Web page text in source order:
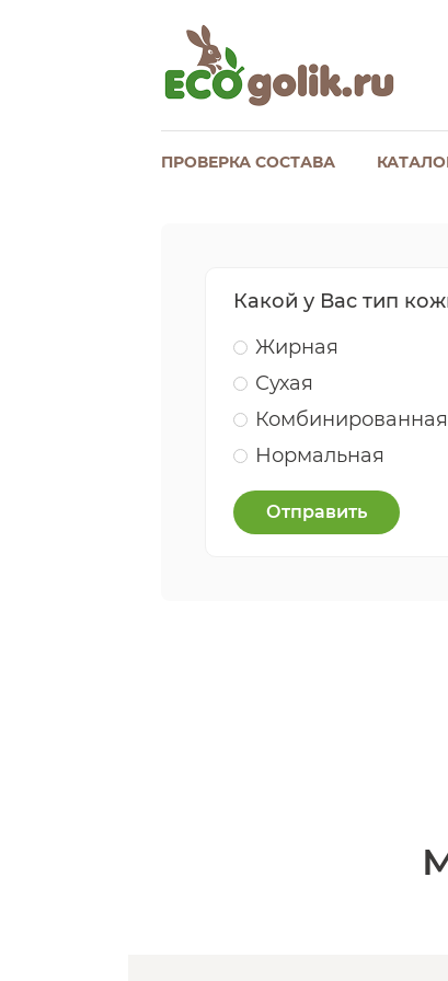
ПРОВЕРКА СОСТАВА
Какой у Вас тип
Жирная
Сухая
Комбинированная
Нормальная
Отправить